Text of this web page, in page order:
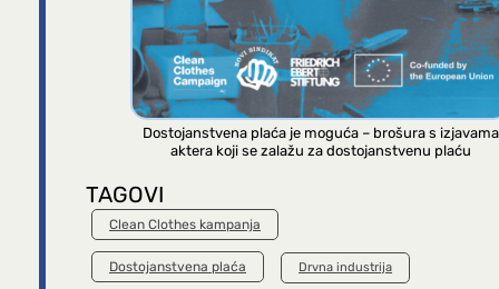
Dostojanstvena plaća je moguća – brošura s izjavama
aktera koji se zalažu za dostojanstvenu plaću
TAGOVI
Clean Clothes kampanja
Dostojanstvena plaća Drvna industrija